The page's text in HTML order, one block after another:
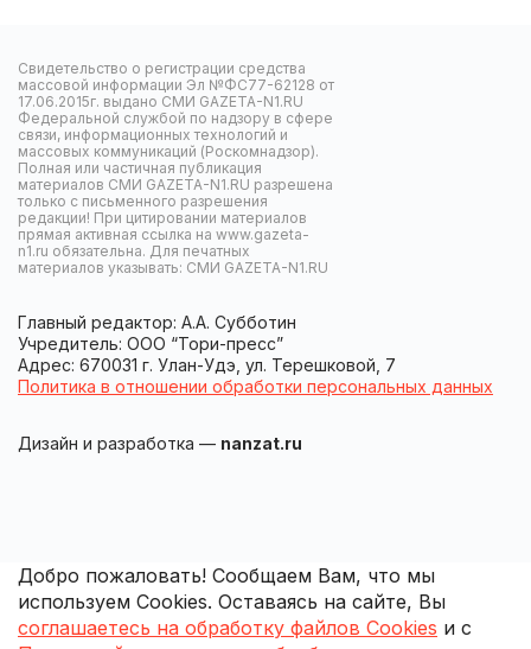
Свидетельство о регистрации средства
массовой информации Эл №ФС77-62128 от
17.06.2015г. выдано СМИ GAZETA-N1.RU
Федеральной службой по надзору в сфере
связи, информационных технологий и
массовых коммуникаций (Роскомнадзор).
Полная или частичная публикация
материалов СМИ GAZETA-N1.RU разрешена
только с письменного разрешения
редакции! При цитировании материалов
прямая активная ссылка на www.gazeta-
n1.ru обязательна. Для печатных
материалов указывать: СМИ GAZETA-N1.RU
Главный редактор: А.А. Субботин
Учредитель: ООО “Тори-пресс”
Адрес: 670031 г. Улан-Удэ, ул. Терешковой, 7
Политика в отношении обработки персональных данных
Дизайн и разработка — nanzat.ru
Добро пожаловать! Сообщаем Вам, что мы
используем Cookies. Оставаясь на сайте, Вы
соглашаетесь на обработку файлов Cookies и с